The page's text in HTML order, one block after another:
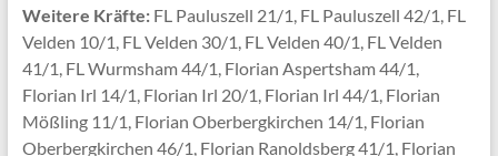
Weitere Kräfte:FL Pauluszell 21/1, FL Pauluszell 42/1, FL
Velden 10/1, FL Velden 30/1, FL Velden 40/1, FL Velden
41/1, FL Wurmsham 44/1, Florian Aspertsham 44/1,
Florian Irl 14/1, Florian Irl 20/1, Florian Irl 44/1, Florian
Mößling 11/1, Florian Oberbergkirchen 14/1, Florian
Oberbergkirchen 46/1, Florian Ranoldsberg 41/1, Florian